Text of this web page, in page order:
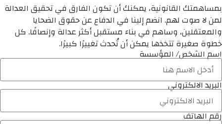
بمساهمتك القانونية، يمكنك أن تكون الفارق في تحقيق العدالة
لمن لا صوت لهم. انضم إلينا في الدفاع عن حقوق الضحايا
والمعتقلين، وساهم في بناء مستقبل أكثر عدالة وإنصافًا. كل
خطوة صغيرة تتخذها يمكن أن تُحدث تغييرًا كبيرًا.
اسم الشخص/ المؤسسة
البريد الالكتروني
رقم الهاتف